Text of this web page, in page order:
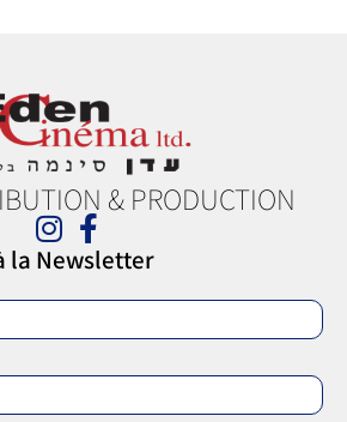
la Newsletter
& PRODUCTION